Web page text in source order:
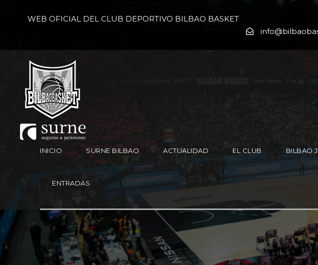
WEB OFICIAL DEL CLUB DEPORTIVO BILBAO BASKET
INICIO SURNE BILBAO ACTUALIDAD EL CLUB BILBAO
ENTRADAS